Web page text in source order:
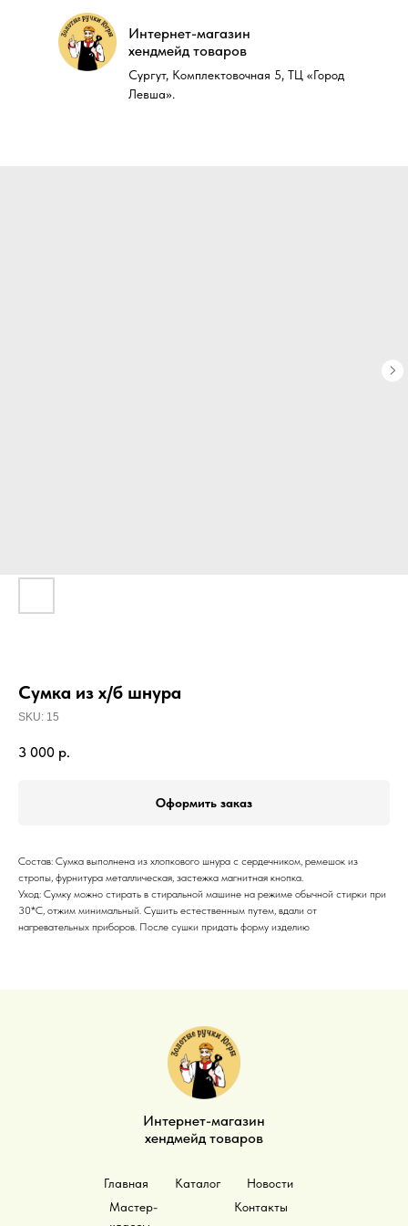
Интернет-магазин
хендмейд товаров
Сургут, Комплектовочная 5, ТЦ «Город
Левша».
Интернет-магазин
хендмейд товаров
Сургут, Комплектовочная 5, ТЦ «Город
Левша».
Сумка из х/б шнура
SKU: 15
3 000 р.
Оформить заказ
Состав: Сумка выполнена из хлопкового шнура с сердечником, ремешок из
стропы, фурнитура металлическая, застежка магнитная кнопка.
Уход: Сумку можно стирать в стиральной машине на режиме обычной стирки при
30*С, отжим минимальный. Сушить естественным путем, вдали от
нагревательных приборов. После сушки придать форму изделию
Интернет-магазин
хендмейд товаров
Главная Каталог
Новости
Мастер-
Контакты